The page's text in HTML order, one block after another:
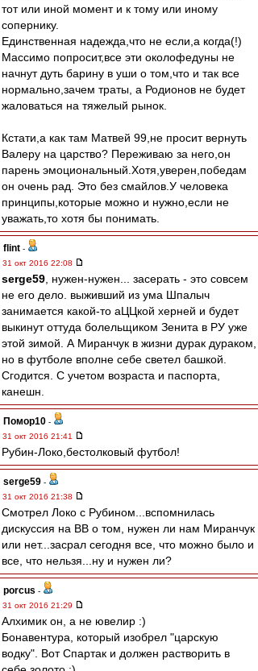
тот или иной момент и к тому или иному
сопернику.
Единственная надежда,что не если,а когда(!)
Массимо попросит,все эти околофедуны не
начнут дуть барину в уши о том,что и так все
нормально,зачем траты, а Родионов не будет
жаловаться на тяжелый рынок.
Кстати,а как там Матвей 99,не просит вернуть
Валеру на царство? Переживаю за него,он
парень эмоциональный.Хотя,уверен,победам
он очень рад. Это без смайлов.У человека
принципы,которые можно и нужно,если не
уважать,то хотя бы понимать.
flint -
31 окт 2016 22:08
serge59 , нужен-нужен... засерать - это совсем
не его дело. выживший из ума Шпалыч
занимается какой-то аЦЦкой херней и будет
выкинут оттуда болельщиком Зенита в РУ уже
этой зимой. А Миранчук в жизни дурак дураком,
но в футболе вполне себе светел башкой.
Сгодится. С учетом возраста и паспорта,
канешн.
Помор10 -
31 окт 2016 21:41
Рубин-Локо,бестолковый футбол!
serge59 -
31 окт 2016 21:38
Смотрел Локо с Рубином...вспомнилась
дискуссия на ВВ о том, нужен ли нам Миранчук
или нет...засрал сегодня все, что можно было и
все, что нельзя...ну и нужен ли?
porcus -
31 окт 2016 21:29
Алхимик он, а не ювелир :)
Бонавентура, который изобрел "царскую
водку". Вот Спартак и должен растворить в